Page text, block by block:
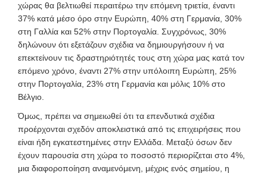
χώρας θα βελτιωθεί περαιτέρω την επόμενη τριετία, έναντι
37% κατά μέσο όρο στην Ευρώπη, 40% στη Γερμανία, 30%
στη Γαλλία και 52% στην Πορτογαλία. Συγχρόνως, 30%
δηλώνουν ότι εξετάζουν σχέδια να δημιουργήσουν ή να
επεκτείνουν τις δραστηριότητές τους στη χώρα μας κατά τον
επόμενο χρόνο, έναντι 27% στην υπόλοιπη Ευρώπη, 25%
στην Πορτογαλία, 23% στη Γερμανία και μόλις 10% στο
Βέλγιο.
Όμως, πρέπει να σημειωθεί ότι τα επενδυτικά σχέδια
προέρχονται σχεδόν αποκλειστικά από τις επιχειρήσεις που
είναι ήδη εγκατεστημένες στην Ελλάδα. Μεταξύ όσων δεν
έχουν παρουσία στη χώρα το ποσοστό περιορίζεται στο 4%,
μια διαφοροποίηση αναμενόμενη, μέχρις ενός σημείου, η